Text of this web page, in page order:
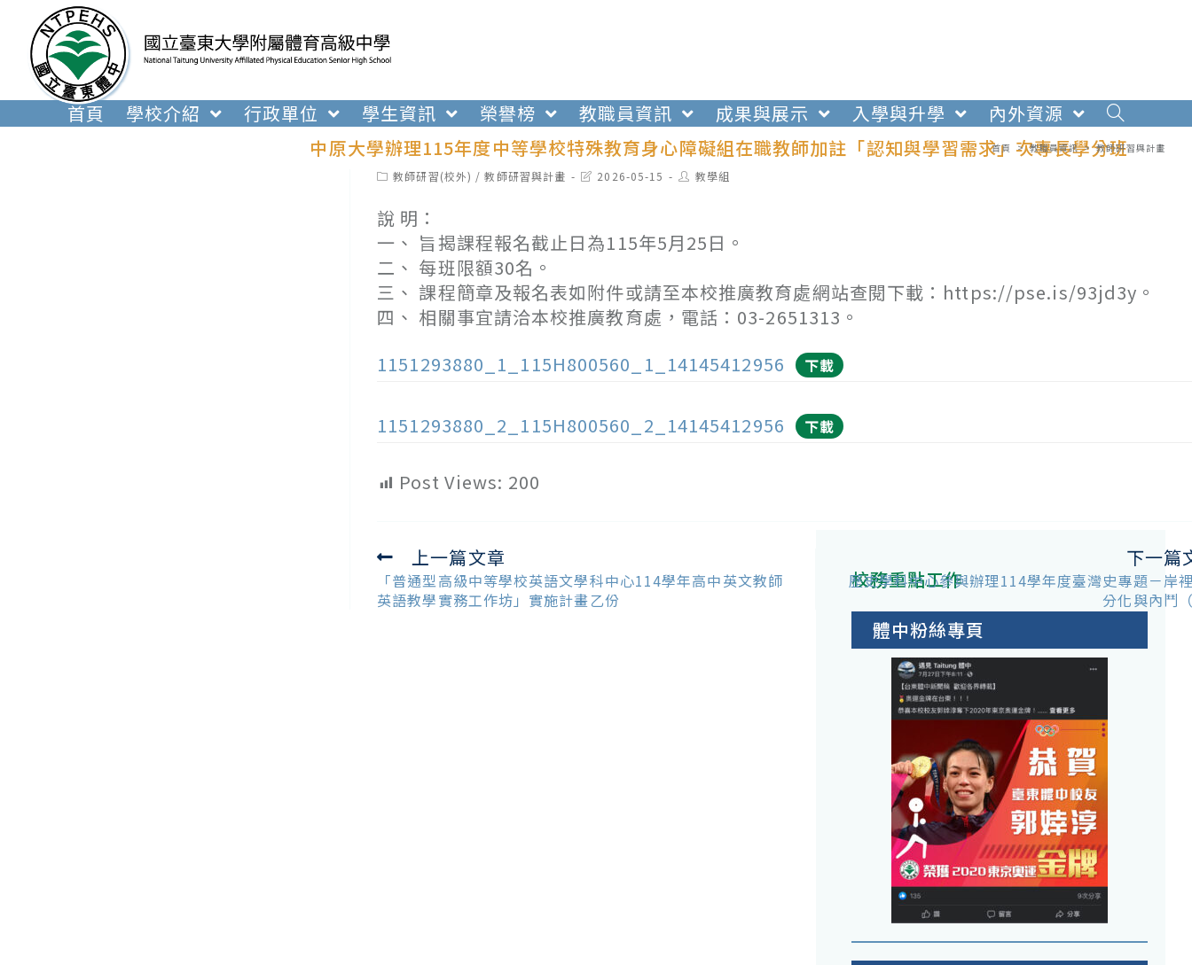
內
首頁 學校介紹 行政單位 學生資訊 榮譽榜 教職員資訊 成果與展示 入學與升學
內外資源
中原大學辦理115年度中等學校特殊教育身心障礙組在職教師加註「認知與學習需求」次專長學分班
首頁 > 教職員資訊 > 教師研習與計畫
Post教師研習(校外) / 教師研習與計畫
Post2026-05-15
Post教學組
說 明：
一、 旨揭課程報名截止日為115年5月25日。
二、 每班限額30名。
三、 課程簡章及報名表如附件或請至本校推廣教育處網站查閱下載：https://pse.is/93jd3y。
四、 相關事宜請洽本校推廣教育處，電話：03-2651313。
1151293880_1_115H800560_1_14145412956
下載
1151293880_2_115H800560_2_14145412956 下載
Post Views: 200
Read
more
articles
上一篇文章
「普通型高級中等學校英語文學科中心114學年高中英文教師
英語教學實務工作坊」實施計畫乙份
下一篇
歷史學科中心參與辦理114學年度臺灣史專題－岸
分化與內鬥
校務重點工作
體中粉絲專頁